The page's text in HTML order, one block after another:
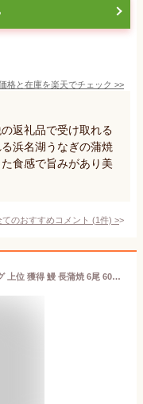
格と在庫を楽天でチェック >>
返礼品で受け取れる
浜名湖うなぎの蒲焼
食感で旨みがあり美
てのおすすめコメント (1件) >
【ふるさと納税】うなぎ 総合ランキング 上位 獲得 鰻 長蒲焼 6尾 600g | ふるさと納税 うなぎ 高級 ウナギ 鰻 国産 蒲焼 蒲焼き たれ 鹿児島 大隅 大崎町 ふるさと 人気 送料無料